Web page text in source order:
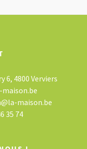
6, 4800 Verviers
maison.be
35 74